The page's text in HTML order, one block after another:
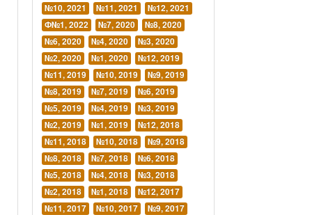
№10, 2021
№11, 2021
№12, 2021
Ф№1, 2022
№7, 2020
№8, 2020
№6, 2020
№4, 2020
№3, 2020
№2, 2020
№1, 2020
№12, 2019
№11, 2019
№10, 2019
№9, 2019
№8, 2019
№7, 2019
№6, 2019
№5, 2019
№4, 2019
№3, 2019
№2, 2019
№1, 2019
№12, 2018
№11, 2018
№10, 2018
№9, 2018
№8, 2018
№7, 2018
№6, 2018
№5, 2018
№4, 2018
№3, 2018
№2, 2018
№1, 2018
№12, 2017
№11, 2017
№10, 2017
№9, 2017